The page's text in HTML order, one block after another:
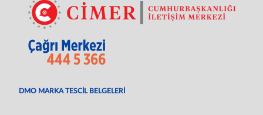
DMO MARKA TESCİL BELGELERİ